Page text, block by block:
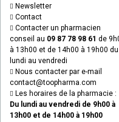
Newsletter
Contact
Contacter un pharmacien
conseil au 09 87 78 98 61 de
à 13h00 et de 14h00 à 19h00 du
lundi au vendredi
Nous contacter par e-mail
contact@toopharma.com
Les horaires de la pharmacie :
Du lundi au vendredi de 9h00 à
13h00 et de 14h00 à 19h00